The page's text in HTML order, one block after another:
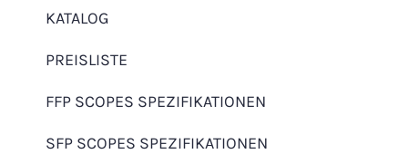
Page URI *erforderlich
Dein Kommentar
KATALOG
PREISLISTE
FFP SCOPES SPEZIFIKATIONEN
SFP SCOPES SPEZIFIKATIONEN